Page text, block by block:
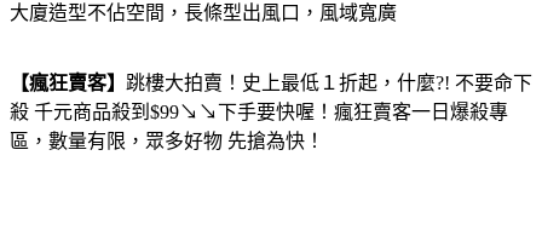
大廈造型不佔空間，長條型出風口，風域寬廣
【瘋狂賣客】 跳樓大拍賣！史上最低１折起，什麼?! 不要命下
殺 千元商品殺到$99↘↘下手要快喔！瘋狂賣客一日爆殺專
區，數量有限，眾多好物 先搶為快！